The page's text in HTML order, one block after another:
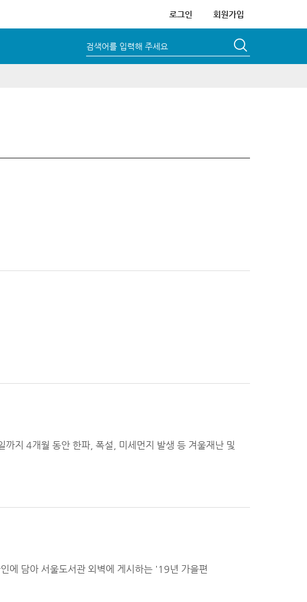
로그인 회원가입
검색어를 입력해 주세요
지 4개월 동안 한파, 폭설, 미세먼지 발생 등 겨울재난 및
에 담아 서울도서관 외벽에 게시하는 '19년 가을편